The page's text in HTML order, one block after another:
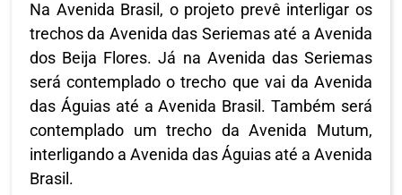
Na Avenida Brasil, o projeto prevê interligar os
trechos da Avenida das Seriemas até a Avenida
dos Beija Flores. Já na Avenida das Seriemas
será contemplado o trecho que vai da Avenida
das Águias até a Avenida Brasil. Também será
contemplado um trecho da Avenida Mutum,
interligando a Avenida das Águias até a Avenida
Brasil.